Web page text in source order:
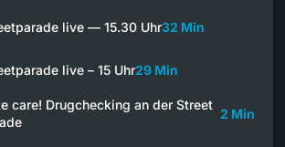
live — 15.30 Uhr32 Min
live – 15 Uhr29 Min
care! Drugchecking an der Street
2 Min